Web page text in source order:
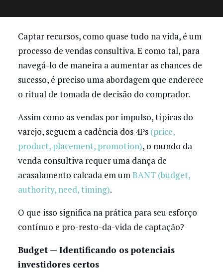
Captar recursos, como quase tudo na vida, é um
processo de vendas consultiva. E como tal, para
navegá-lo de maneira a aumentar as chances de
sucesso, é preciso uma abordagem que enderece
o ritual de tomada de decisão do comprador.
Assim como as vendas por impulso, típicas do
varejo, seguem a cadência dos 4Ps (price,
product, placement, promotion), o mundo da
venda consultiva requer uma dança de
acasalamento calcada em umBANT (budget,
authority, need, timing).
O que isso significa na prática para seu esforço
contínuo e pro-resto-da-vida de captação?
Budget — Identificando os potenciais
investidores certos